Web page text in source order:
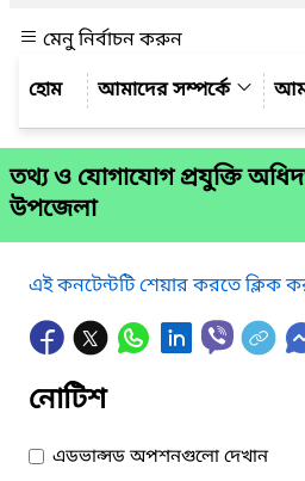
মেনু নির্বাচন করুন
আমাদের সম্পর্কে
তথ্য ও যোগাযোগ প্রযুক্তি
উপজেলা
এই কনটেন্টটি শেয়ার করতে ক্লিক
নোটিশ
এডভান্সড অপশনগুলো দেখান